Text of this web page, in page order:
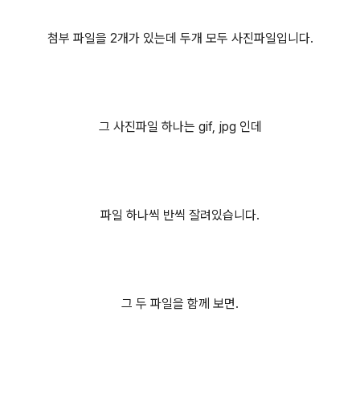
첨부 파일을 2개가 있는데 두개 모두 사진파일입니다.
그 사진파일 하나는 gif, jpg 인데
파일 하나씩 반씩 잘려있습니다.
그 두 파일을 함께 보면.